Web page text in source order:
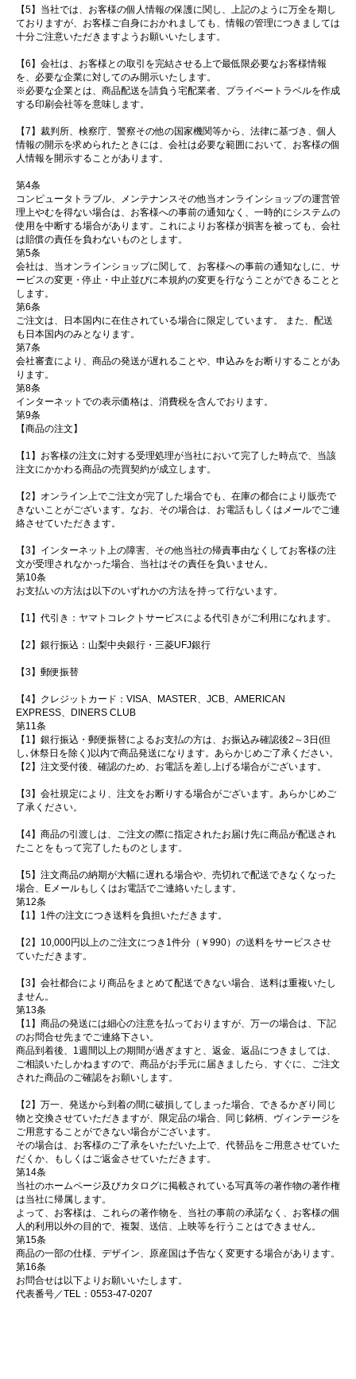
【5】当社では、お客様の個人情報の保護に関し、上記のように万全を期し
ておりますが、お客様ご自身におかれましても、情報の管理につきましては
十分ご注意いただきますようお願いいたします。
【6】会社は、お客様との取引を完結させる上で最低限必要なお客様情報
を、必要な企業に対してのみ開示いたします。
※必要な企業とは、商品配送を請負う宅配業者、プライベートラベルを作成
する印刷会社等を意味します。
【7】裁判所、検察庁、警察その他の国家機関等から、法律に基づき、個人
情報の開示を求められたときには、会社は必要な範囲において、お客様の個
人情報を開示することがあります。
第4条
コンピュータトラブル、メンテナンスその他当オンラインショップの運営管
理上やむを得ない場合は、お客様への事前の通知なく、一時的にシステムの
使用を中断する場合があります。これによりお客様が損害を被っても、会社
は賠償の責任を負わないものとします。
第5条
会社は、当オンラインショップに関して、お客様への事前の通知なしに、サ
ービスの変更・停止・中止並びに本規約の変更を行なうことができることと
します。
第6条
ご注文は、日本国内に在住されている場合に限定しています。 また、配送
も日本国内のみとなります。
第7条
会社審査により、商品の発送が遅れることや、申込みをお断りすることがあ
ります。
第8条
インターネットでの表示価格は、消費税を含んでおります。
第9条
【商品の注文】
【1】お客様の注文に対する受理処理が当社において完了した時点で、当該
注文にかかわる商品の売買契約が成立します。
【2】オンライン上でご注文が完了した場合でも、在庫の都合により販売で
きないことがございます。なお、その場合は、お電話もしくはメールでご連
絡させていただきます。
【3】インターネット上の障害、その他当社の帰責事由なくしてお客様の注
文が受理されなかった場合、当社はその責任を負いません。
第10条
お支払いの方法は以下のいずれかの方法を持って行ないます。
【1】代引き：ヤマトコレクトサービスによる代引きがご利用になれます。
【2】銀行振込：山梨中央銀行・三菱UFJ銀行
【3】郵便振替
【4】クレジットカード：VISA、MASTER、JCB、AMERICAN
EXPRESS、DINERS CLUB
第11条
【1】銀行振込・郵便振替によるお支払の方は、お振込み確認後2～3日(但
し､休祭日を除く)以内で商品発送になります。あらかじめご了承ください。
【2】注文受付後、確認のため、お電話を差し上げる場合がございます。
【3】会社規定により、注文をお断りする場合がございます。あらかじめご
了承ください。
【4】商品の引渡しは、ご注文の際に指定されたお届け先に商品が配送され
たことをもって完了したものとします。
【5】注文商品の納期が大幅に遅れる場合や、売切れで配送できなくなった
場合、Eメールもしくはお電話でご連絡いたします。
第12条
【1】1件の注文につき送料を負担いただきます。
【2】10,000円以上のご注文につき1件分（￥990）の送料をサービスさせ
ていただきます。
【3】会社都合により商品をまとめて配送できない場合、送料は重複いたし
ません。
第13条
【1】商品の発送には細心の注意を払っておりますが、万一の場合は、下記
のお問合せ先までご連絡下さい。
商品到着後、1週間以上の期間が過ぎますと、返金、返品につきましては、
ご相談いたしかねますので、商品がお手元に届きましたら、すぐに、ご注文
された商品のご確認をお願いします。
【2】万一、発送から到着の間に破損してしまった場合、できるかぎり同じ
物と交換させていただきますが、限定品の場合、同じ銘柄、ヴィンテージを
ご用意することができない場合がございます。
その場合は、お客様のご了承をいただいた上で、代替品をご用意させていた
だくか、もしくはご返金させていただきます。
第14条
当社のホームページ及びカタログに掲載されている写真等の著作物の著作権
は当社に帰属します。
よって、お客様は、これらの著作物を、当社の事前の承諾なく、お客様の個
人的利用以外の目的で、複製、送信、上映等を行うことはできません。
第15条
商品の一部の仕様、デザイン、原産国は予告なく変更する場合があります。
第16条
お問合せは以下よりお願いいたします。
代表番号／TEL：0553-47-0207